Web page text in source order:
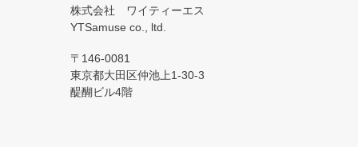
株式会社 ワイティーエス
YTSamuse co., ltd.
146-0081
東京都大田区仲池上1-30-3
醍醐ビル4階